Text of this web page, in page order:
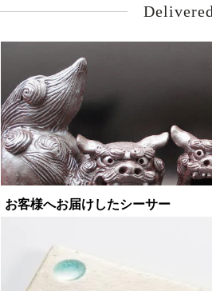
Delivered
お客様へお届けしたシーサー